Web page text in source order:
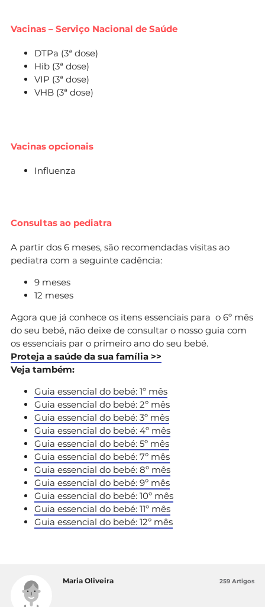
Vacinas – Serviço Nacional de Saúde
DTPa (3ª dose)
Hib (3ª dose)
VIP (3ª dose)
VHB (3ª dose)
Vacinas opcionais
Influenza
Consultas ao pediatra
A partir dos 6 meses, são recomendadas visitas ao
pediatra com a seguinte cadência:
9 meses
12 meses
Agora que já conhece os itens essenciais para o 6º mês
do seu bebé, não deixe de consultar o nosso guia com
os essenciais par o primeiro ano do seu bebé.
Proteja a saúde da sua família >>
Veja também:
Guia essencial do bebé: 1º mês
Guia essencial do bebé: 2º mês
Guia essencial do bebé: 3º mês
Guia essencial do bebé: 4º mês
Guia essencial do bebé: 5º mês
Guia essencial do bebé: 7º mês
Guia essencial do bebé: 8º mês
Guia essencial do bebé: 9º mês
Guia essencial do bebé: 10º mês
Guia essencial do bebé: 11º mês
Guia essencial do bebé: 12º mês
Maria Oliveira 259 Artigos